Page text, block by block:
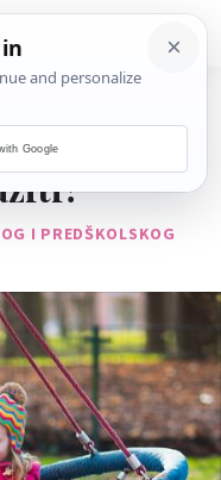
van kad
I PREDŠKOLSKOG
Google